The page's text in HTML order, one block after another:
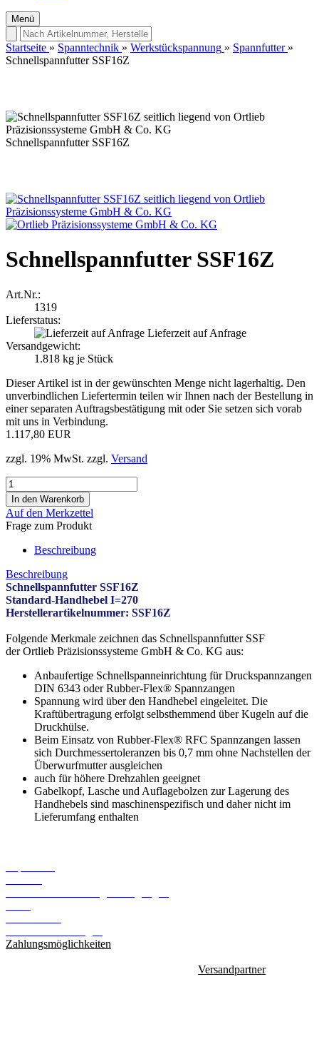
Menü
Startseite » Spanntechnik » Werkstückspannung » Spannfutter »
Schnellspannfutter SSF16Z
Schnellspannfutter SSF16Z
Schnellspannfutter SSF16Z
Art.Nr.:
1319
Lieferstatus:
Lieferzeit auf Anfrage
Versandgewicht:
1.818 kg je Stück
Dieser Artikel ist in der gewünschten Menge nicht lagerhaltig. Den
unverbindlichen Liefertermin teilen wir Ihnen nach der Bestellung in
einer separaten Auftragsbestätigung mit oder Sie setzen sich vorab
mit uns in Verbindung.
1.117,80 EUR
zzgl. 19% MwSt. zzgl. Versand
Auf den Merkzettel
Frage zum Produkt
Beschreibung
Beschreibung
Schnellspannfutter SSF16Z
Standard-Handhebel I=270
Herstellerartikelnummer: SSF16Z
Folgende Merkmale zeichnen das Schnellspannfutter SSF
der Ortlieb Präzisionssysteme GmbH & Co. KG aus:
Anbaufertige Schnellspanneinrichtung für Druckspannzangen
DIN 6343 oder Rubber-Flex® Spannzangen
Spannung wird über den Handhebel eingeleitet. Die
Kraftübertragung erfolgt selbsthemmend über Kugeln auf die
Druckhülse.
Beim Einsatz von Rubber-Flex® RFC Spannzangen lassen
sich Durchmessertoleranzen bis 0,7 mm ohne Nachstellen der
Überwurfmutter ausgleichen
auch für höhere Drehzahlen geeignet
Gabelkopf, Lasche und Auflagebolzen zur Lagerung des
Handhebels sind maschinenspezifisch und daher nicht im
Lieferumfang enthalten
Zahlungsmöglichkeiten
Versandpartner